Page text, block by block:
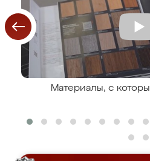
Материалы, с